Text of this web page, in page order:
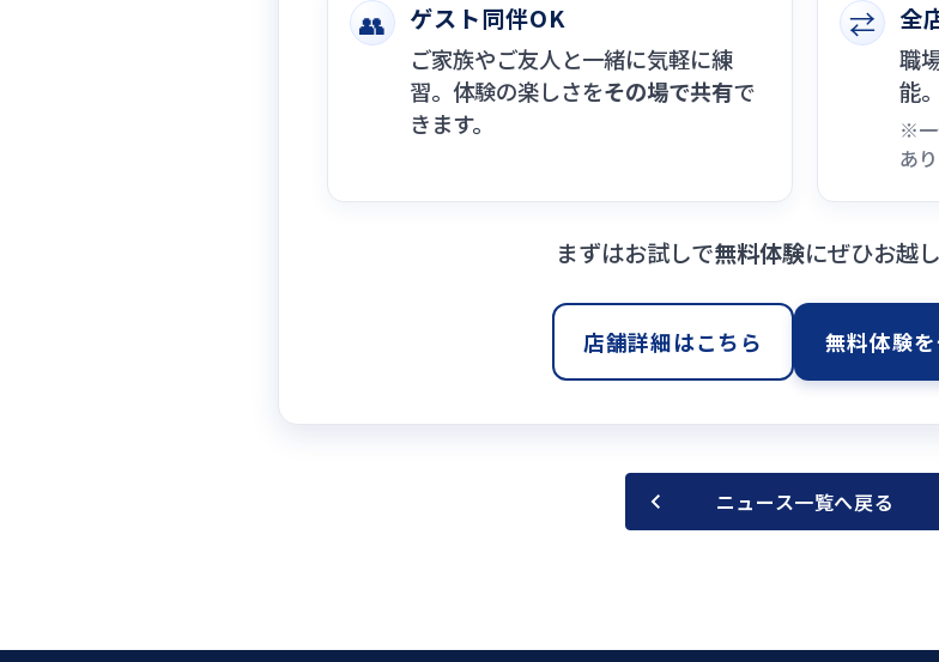
👥 ゲスト同伴OK
ご家族やご友人と一緒に気軽に練
習。体験の楽しさをその場で共有で
きます。
⇄ 全
職
能。
※一
あ
まずはお試しで無料体験にぜひお越
店舗詳細はこちら 無料体験
ニュース一覧へ戻る